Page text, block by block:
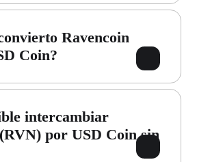
Ravencoin
Coin?
intercambiar
por USD Coin sin